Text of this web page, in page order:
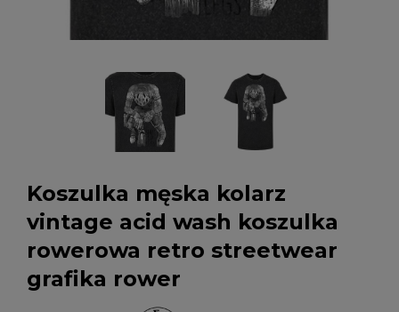
Koszulka męska kolarz
vintage acid wash koszulka
rowerowa retro streetwear
grafika rower